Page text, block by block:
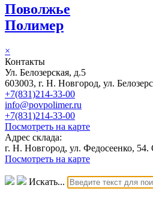
Поволжье
Полимер
×
Контакты
Ул. Белозерская, д.5
603003, г. Н. Новгород, ул.
+7(831)214-33-00
info@povpolimer.ru
+7(831)214-33-00
Посмотреть на карте
Адрес склада:
г. Н. Новгород, ул. Федосеенко,
Посмотреть на карте
Искать...